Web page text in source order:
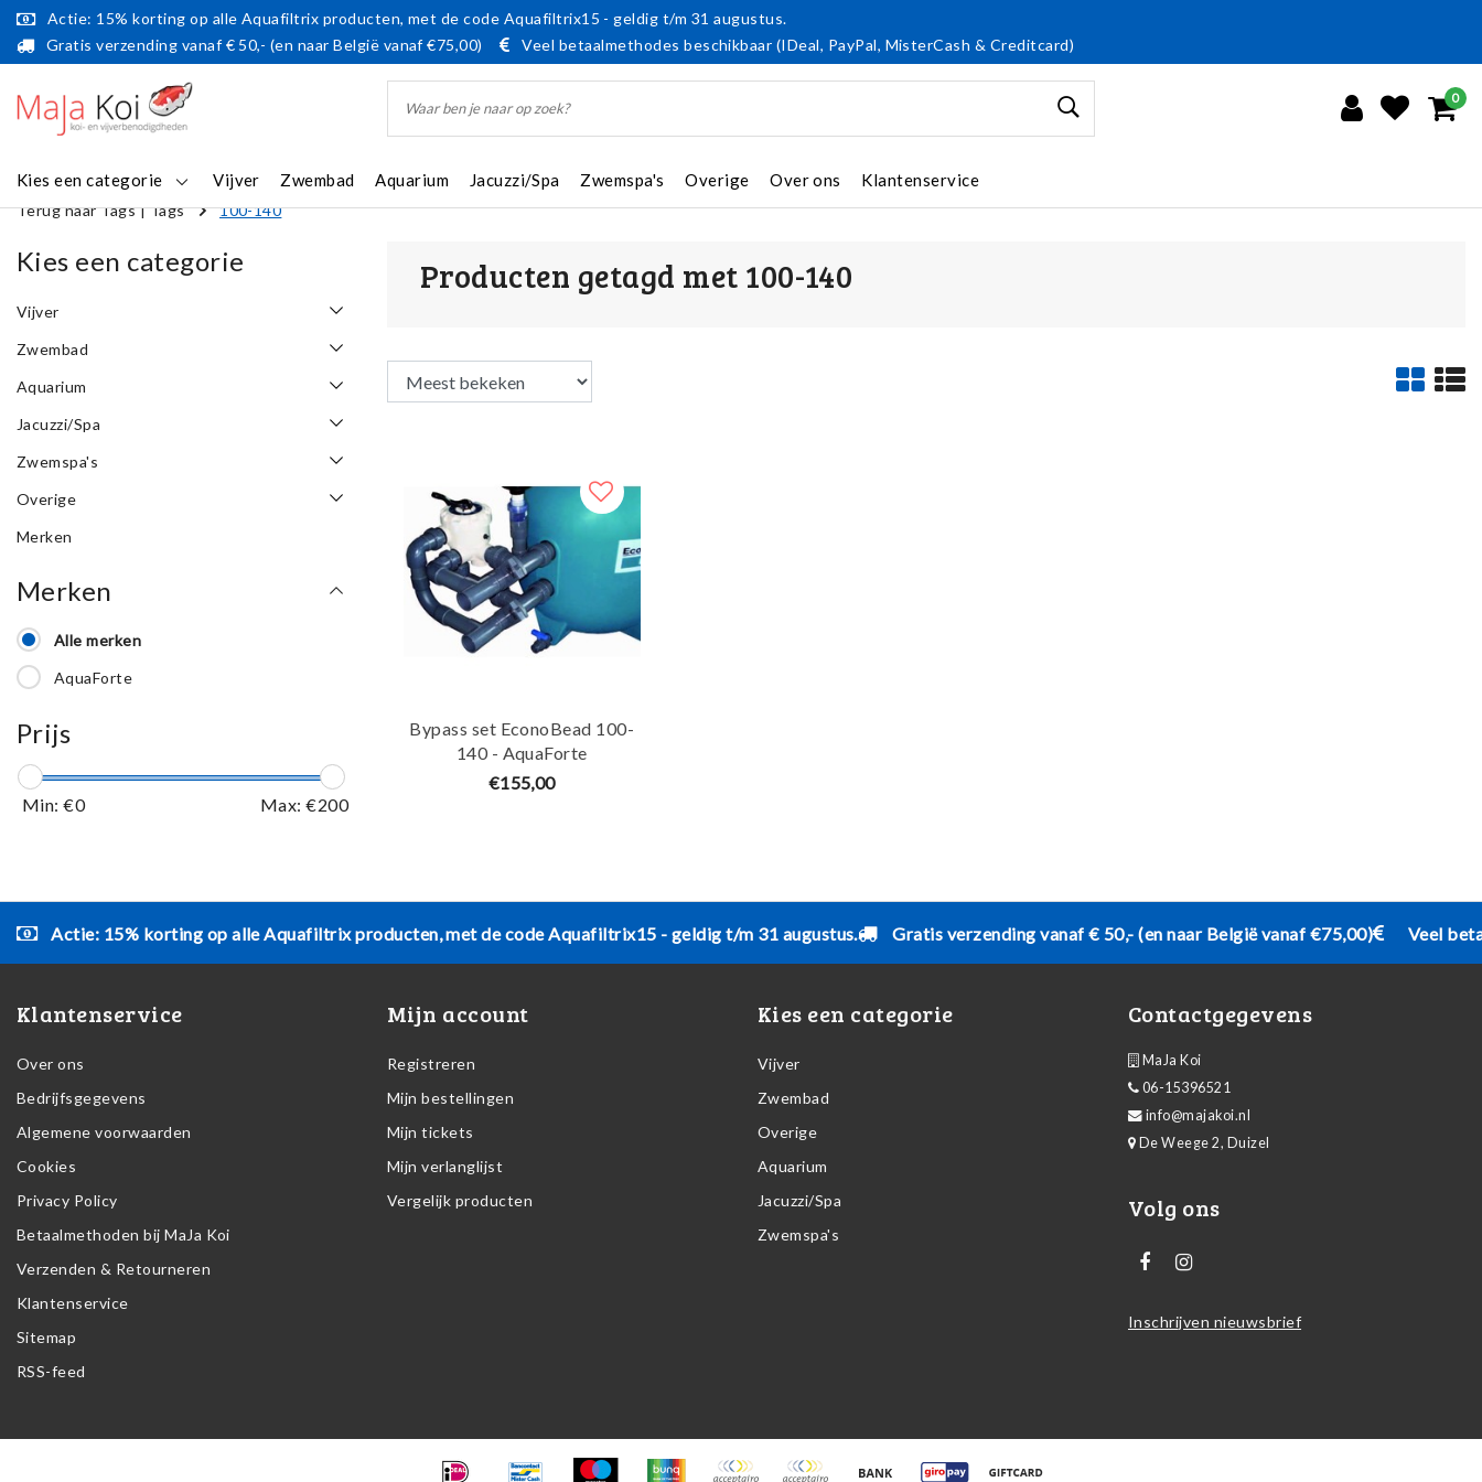
Actie: 15% korting op alle Aquafiltrix producten, met de code Aquafiltrix15 - geldig t/m 31 augustus.
Gratis verzending vanaf € 50,- (en naar België vanaf €75,00)
Veel betaalmethodes beschikbaar (IDeal, PayPal, MisterCash & Creditcard)
0
Kies een categorie Vijver Zwembad Aquarium Jacuzzi/Spa Zwemspa's Overige Over ons Klantenservice
Terug naar Tags|Tags 100-140
Kies een categorie
Vijver
Zwembad
Aquarium
Jacuzzi/Spa
Zwemspa's
Overige
Merken
Merken
Alle merken
AquaForte
Prijs
Min: €0 Max: €200
Producten getagd met 100-140
Bypass set EconoBead 100-
140 - AquaForte
€155,00
Actie: 15% korting op alle Aquafiltrix producten, met de code Aquafiltrix15 - geldig t/m 31 augustus. Gratis verzending vanaf € 50,- (en naar België vanaf €75,00) Veel
Klantenservice
Over ons
Bedrijfsgegevens
Algemene voorwaarden
Cookies
Privacy Policy
Betaalmethoden bij MaJa Koi
Verzenden & Retourneren
Klantenservice
Sitemap
RSS-feed
Mijn account
Registreren
Mijn bestellingen
Mijn tickets
Mijn verlanglijst
Vergelijk producten
Kies een categorie
Vijver
Zwembad
Overige
Aquarium
Jacuzzi/Spa
Zwemspa's
Contactgegevens
MaJa Koi
06-15396521
info@majakoi.nl
De Weege 2, Duizel
Volg ons
Inschrijven nieuwsbrief